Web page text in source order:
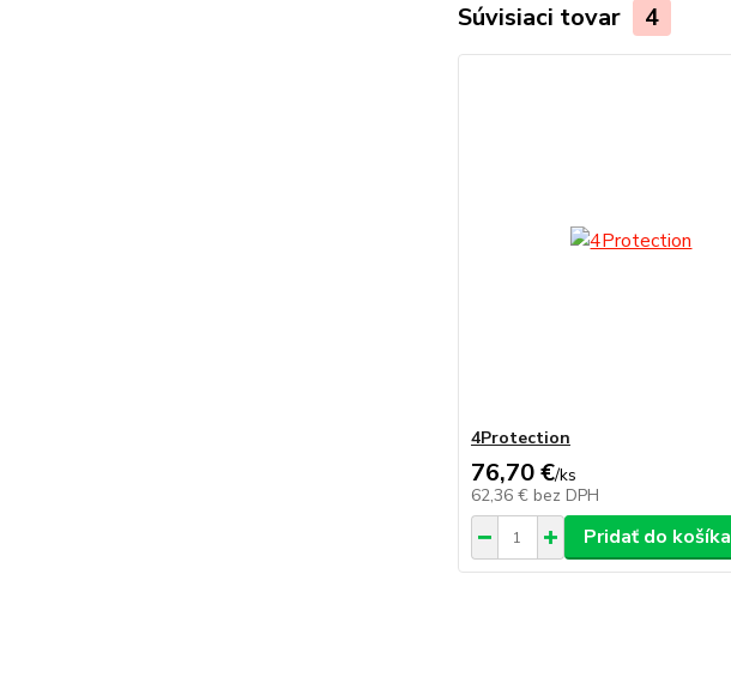
Súvisiaci tovar 4
4Protection
76,70 €/ks
62,36 € bez DPH
Pridať do košíka